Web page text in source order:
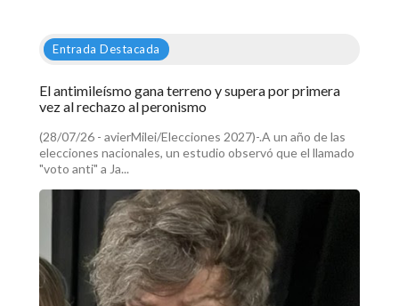
Entrada Destacada
El antimileísmo gana terreno y supera por primera
vez al rechazo al peronismo
(28/07/26 - avierMilei/Elecciones 2027)-.A un año de las
elecciones nacionales, un estudio observó que el llamado
"voto anti" a Ja...